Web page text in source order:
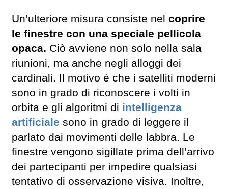
Un’ulteriore misura consiste nel coprire
le finestre con una speciale pellicola
opaca. Ciò avviene non solo nella sala
riunioni, ma anche negli alloggi dei
cardinali. Il motivo è che i satelliti moderni
sono in grado di riconoscere i volti in
orbita e gli algoritmi di intelligenza
artificiale sono in grado di leggere il
parlato dai movimenti delle labbra. Le
finestre vengono sigillate prima dell’arrivo
dei partecipanti per impedire qualsiasi
tentativo di osservazione visiva. Inoltre,